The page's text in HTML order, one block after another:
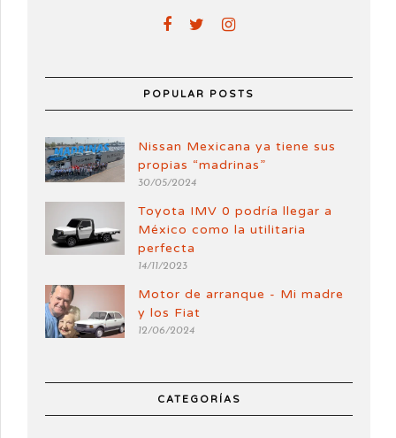
POPULAR POSTS
Nissan Mexicana ya tiene sus
propias “madrinas”
30/05/2024
Toyota IMV 0 podría llegar a
México como la utilitaria
perfecta
14/11/2023
Motor de arranque - Mi madre
y los Fiat
12/06/2024
CATEGORÍAS